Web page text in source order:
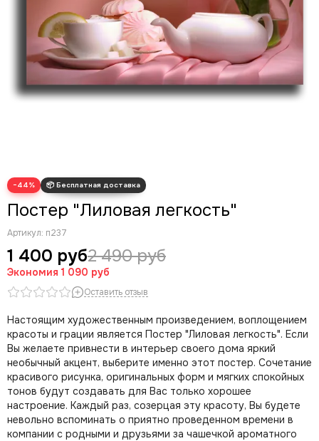
Фильмы, Мультфильмы
Спорт
Космос
Современные картины
Скрудж Макдак
Волк с Уолл Стрит
−44%
Постер "Лиловая легкость"
Артикул: п237
1 400 руб2 490 руб
Экономия 1 090 руб
Оставить отзыв
Настоящим художественным произведением, воплощением
красоты и грации является Постер "Лиловая легкость". Если
Вы желаете привнести в интерьер своего дома яркий
необычный акцент, выберите именно этот постер. Сочетание
красивого рисунка, оригинальных форм и мягких спокойных
тонов будут создавать для Вас только хорошее
настроение. Каждый раз, созерцая эту красоту, Вы будете
невольно вспоминать о приятно проведенном времени в
компании с родными и друзьями за чашечкой ароматного